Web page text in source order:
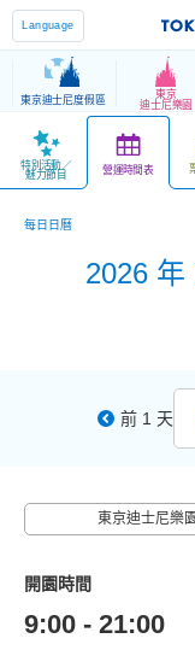
Language
東京迪士尼度假區
東京
迪士尼樂園
特別活動／
魅力節目 營運時間表
每日日曆
2026
前 1 天
東京迪士尼樂園
開園時間
9:00 - 21:00